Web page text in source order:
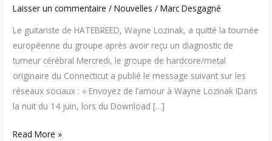
Laisser un commentaire /Nouvelles /Marc Desgagné
Le guitariste de HATEBREED, Wayne Lozinak, a quitté la tournée
européenne du groupe après avoir reçu un diagnostic de
tumeur cérébral Mercredi, le groupe de hardcore/metal
originaire du Connecticut a publié le message suivant sur les
réseaux sociaux : « Envoyez de l’amour à Wayne Lozinak !Dans
la nuit du 14 juin, lors du Download […]
Read More »